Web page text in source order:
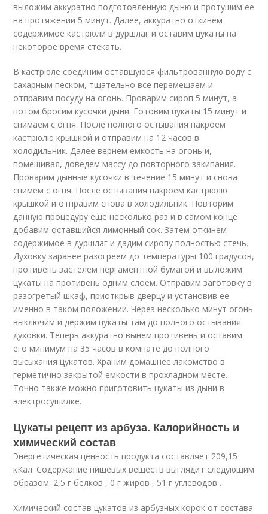
выложим аккуратно подготовленную дыню и протушим ее
на протяжении 5 минут. Далее, аккуратно откинем
содержимое кастрюли в дуршлаг и оставим цукаты на
некоторое время стекать.
В кастрюле соединим оставшуюся фильтрованную воду с
сахарным песком, тщательно все перемешаем и
отправим посуду на огонь. Проварим сироп 5 минут, а
потом бросим кусочки дыни. Готовим цукаты 15 минут и
снимаем с огня. После полного остывания накроем
кастрюлю крышкой и отправим на 12 часов в
холодильник. Далее вернем емкость на огонь и,
помешивая, доведем массу до повторного закипания.
Проварим дынные кусочки в течение 15 минут и снова
снимем с огня. После остывания накроем кастрюлю
крышкой и отправим снова в холодильник. Повторим
данную процедуру еще несколько раз и в самом конце
добавим оставшийся лимонный сок. Затем откинем
содержимое в дуршлаг и дадим сиропу полностью стечь.
Духовку заранее разогреем до температуры 100 градусов,
противень застелем пергаментной бумагой и выложим
цукаты на противень одним слоем. Отправим заготовку в
разогретый шкаф, приоткрыв дверцу и установив ее
именно в таком положении. Через несколько минут огонь
выключим и держим цукаты там до полного остывания
духовки. Теперь аккуратно вынем противень и оставим
его минимум на 35 часов в комнате до полного
высыхания цукатов. Храним домашнее лакомство в
герметично закрытой емкости в прохладном месте.
Точно также можно приготовить цукаты из дыни в
электросушилке.
Цукаты рецепт из арбуза. Калорийность и
химический состав
Энергетическая ценность продукта составляет 209,15
кКал. Содержание пищевых веществ выглядит следующим
образом: 2,5 г белков , 0 г жиров , 51 г углеводов .
Химический состав цукатов из арбузных корок от состава